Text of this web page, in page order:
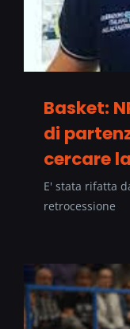
Basket:
di
cercare
E' stata rifatta
retrocessione